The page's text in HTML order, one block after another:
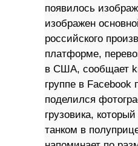
появилось
изображен
российского
платформе,
в США, сообщает
группе в Facebook
поделился
грузовика,
танком в